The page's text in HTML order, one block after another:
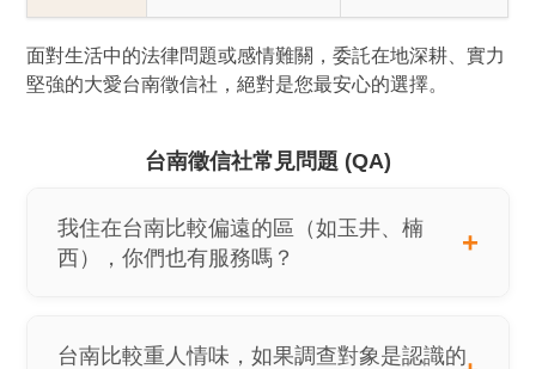
面對生活中的法律問題或感情難關，委託在地深耕、實力
堅強的大愛台南徵信社，絕對是您最安心的選擇。
台南徵信社常見問題 (QA)
我住在台南比較偏遠的區（如玉井、楠
西），你們也有服務嗎？
台南比較重人情味，如果調查對象是認識的